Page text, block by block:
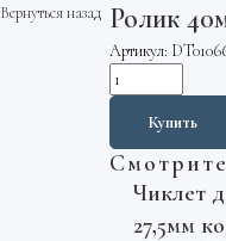
Вернуться назад Ролик
Артикул:
Купить
Чиклет
27,5мм